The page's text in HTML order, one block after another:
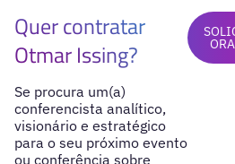
Quer contratar
Otmar Issing?
Se procura um(a)
conferencista analítico,
visionário e estratégico
para o seu próximo evento
ou conferência sobre